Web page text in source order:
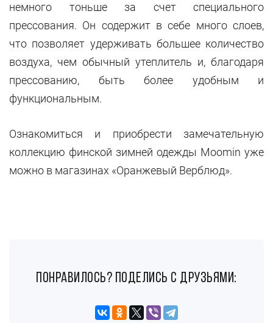
немного тоньше за счет специального
прессования. Он содержит в себе много слоев,
что позволяет удерживать большее количество
воздуха, чем обычный утеплитель и, благодаря
прессованию, быть более удобным и
функциональным.
Ознакомиться и приобрести замечательную
коллекцию финской зимней одежды Moomin уже
можно в магазинах «Оранжевый Верблюд».
понравилось? поделись с друзьями: